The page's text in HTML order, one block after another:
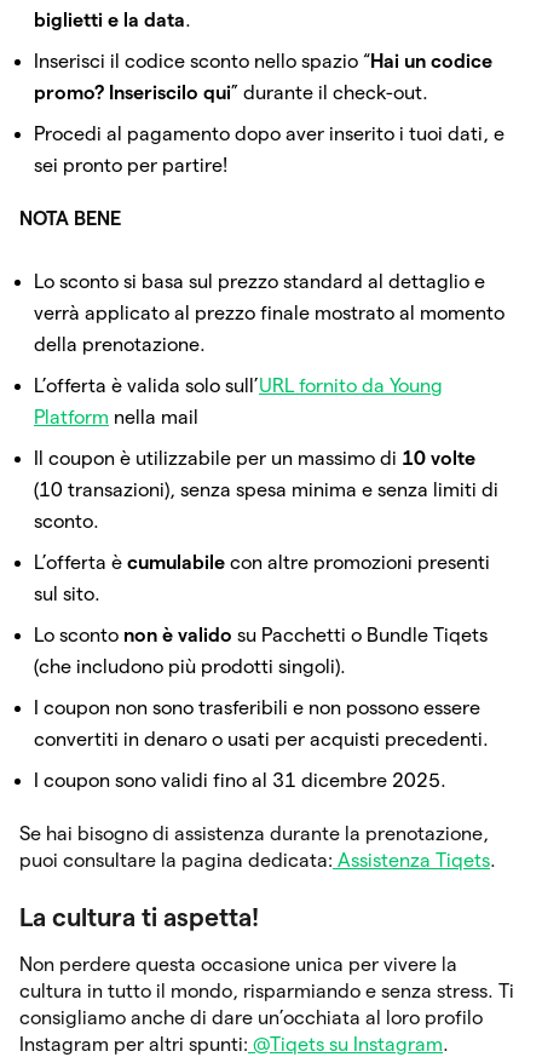
biglietti e la data.
Inserisci il codice sconto nello spazio “Hai un codice
promo? Inseriscilo qui” durante il check-out.
Procedi al pagamento dopo aver inserito i tuoi dati, e
sei pronto per partire!
NOTA BENE
Lo sconto si basa sul prezzo standard al dettaglio e
verrà applicato al prezzo finale mostrato al momento
della prenotazione.
L’offerta è valida solo sull’URL fornito da Young
Platform nella mail
Il coupon è utilizzabile per un massimo di 10 volte
(10 transazioni), senza spesa minima e senza limiti di
sconto.
L’offerta è cumulabile con altre promozioni presenti
sul sito.
Lo sconto non è valido su Pacchetti o Bundle Tiqets
(che includono più prodotti singoli).
I coupon non sono trasferibili e non possono essere
convertiti in denaro o usati per acquisti precedenti.
I coupon sono validi fino al 31 dicembre 2025.
Se hai bisogno di assistenza durante la prenotazione,
puoi consultare la pagina dedicata: Assistenza Tiqets.
La cultura ti aspetta!
Non perdere questa occasione unica per vivere la
cultura in tutto il mondo, risparmiando e senza stress. Ti
consigliamo anche di dare un’occhiata al loro profilo
Instagram per altri spunti: @Tiqets su Instagram.